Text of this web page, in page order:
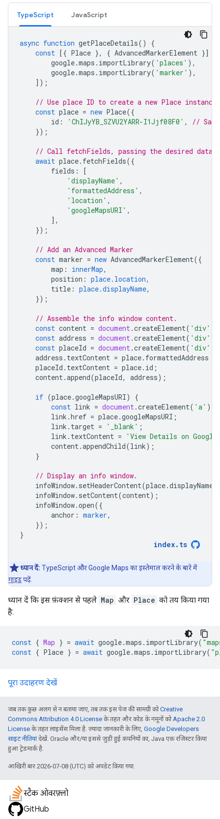
TypeScript JavaScript
async function getPlaceDetails()
{
const
[{ Place }, { AdvancedMarkerElement }]
google.maps . importLibrary( 'places' ),
google.maps . importLibrary( 'marker' ),
]);
// Use place ID to create a new Place instance.
const place = new Place({
id : 'ChIJyYB_SZVU2YARR-I1Jjf08F0' ,
// San
});
// Call fetchFields, passing the desired data
await place. fetchFields({
fields :
[
'displayName' ,
'formattedAddress' ,
'location' ,
'googleMapsURI' ,
],
});
// Add an Advanced Marker
const marker = new AdvancedMarkerElement({
map : innerMap,
position : place.location,
title : place.displayName,
});
// Assemble the info window content.
const content = document.createElement( 'div'
const address = document.createElement( 'div'
const placeId = document.createElement( 'div'
address . textContent = place. formattedAddress
placeId . textContent = place. id ;
content.append(placeId, address);
if (place.googleMapsURI)
{
const link = document.createElement( 'a' );
link .href = place.googleMapsURI ;
link . target = '_blank' ;
link . textContent =
'View Details on Google
content.appendChild(link);
}
// Display an info window.
infoWindow. setHeaderContent(place.displayName
infoWindow. setContent(content);
infoWindow.open({
anchor : marker,
});
}
index. ts
ध्यान दें: TypeScript और Google Maps का इस्तेमाल करने के बारे में
गाइडपढ़ें.
ध्यान दें कि इस फ़ंक्शन से पहले Map और Place को तय किया गया
है:
const { Map } = await google.maps . importLibrary(
const { Place } = await google.maps . importLibrary(
पूरा उदाहरण देखें
जब तक कुछ अलग से न बताया जाए, तब तक इस पेज की सामग्री कोCreative
Commons Attribution 4.0 License के तहत और कोड के नमूनों कोApache 2.0
License के तहत लाइसेंस मिला है. ज़्यादा जानकारी के लिए, Google Developers
साइट नीतियांदेखें. Oracle और/या इससे जुड़ी हुई कंपनियों का, Java एक रजिस्टर किया
हुआ ट्रेडमार्क है.
आखिरी बार 2026-07-08 (UTC) को अपडेट किया गया.
स्टैक ओवरफ़्लो
GitHub